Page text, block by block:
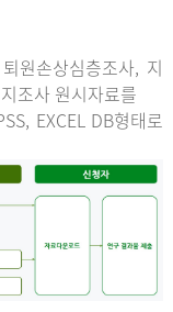
원손상심층조사, 지
조사 원시자료를
EXCEL DB형태로